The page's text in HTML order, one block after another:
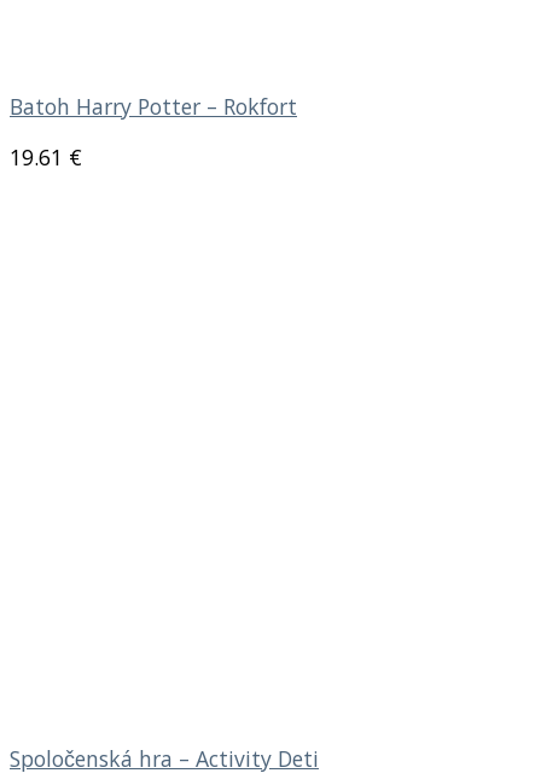
Batoh Harry Potter – Rokfort
19.61 €
Spoločenská hra – Activity Deti